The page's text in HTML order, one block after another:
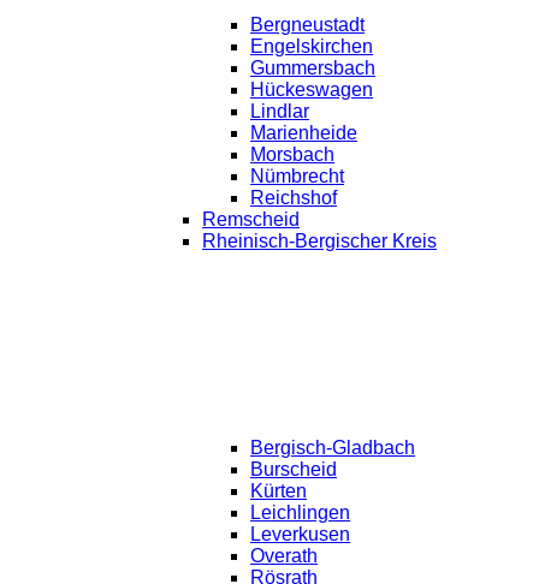
Bergneustadt
Engelskirchen
Gummersbach
Hückeswagen
Lindlar
Marienheide
Morsbach
Nümbrecht
Reichshof
Remscheid
Rheinisch-Bergischer Kreis
Bergisch-Gladbach
Burscheid
Kürten
Leichlingen
Leverkusen
Overath
Rösrath